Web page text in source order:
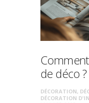
de déco ?
DÉCORATION,
DÉCORATION